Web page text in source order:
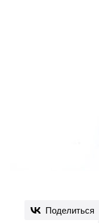
Поделиться